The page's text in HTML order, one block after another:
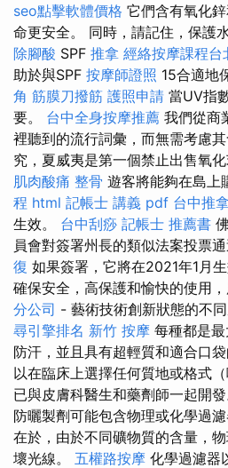
seo點擊軟體價格 它們含有氧化
命更安全。 同時，請記住，保護
除腳酸 SPF 推拿 經絡按摩課程台
助於與SPF 按摩師證照 15合適地
角 筋膜刀撥筋 護照申請 當UV指
要。 台中全身按摩推薦 我們從商
裡聽到的流行詞彙，而無需考慮
究，夏威夷是第一個禁止出售氧化
肌肉酸痛 整骨 遊客將能夠在島上
程 html 記帳士 講義 pdf 台中推
生效。 台中刮痧 記帳士 推薦書
員會對簽署州長的類似法案投票通
復 如果簽署，它將在2021年1月
確保安全，高保護和愉快的使用
分公司 - 藝術技術創新狀態的不
尋引擎排名 新竹 按摩 每種都是
防汗，並且具有超輕質和適合口袋
以在臨床上選擇任何質地或格式
已與皮膚科醫生和藥劑師一起開發
防曬製劑可能包含物理或化學過濾
在於，由於不同礦物質的含量，
壞光線。 五權路按摩 化學過濾器